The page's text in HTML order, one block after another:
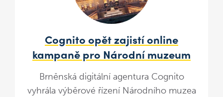
Cognito opět zajistí online
kampaně pro Národní muzeum
Brněnská digitální agentura Cognito
vyhrála výběrové řízení Národního muzea